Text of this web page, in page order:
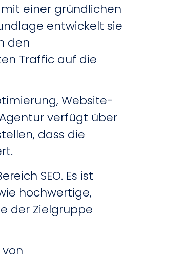
mit einer gründlichen
entwickelt sie
den
Traffic auf die
Website-
verfügt über
dass die
SEO. Es ist
hochwertige,
der Zielgruppe